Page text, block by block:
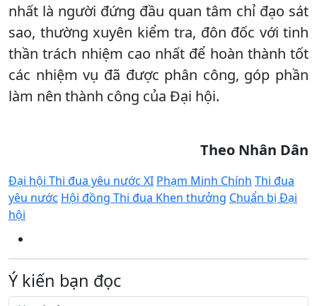
nhất là người đứng đầu quan tâm chỉ đạo sát
sao, thường xuyên kiểm tra, đôn đốc với tinh
thần trách nhiệm cao nhất để hoàn thành tốt
các nhiệm vụ đã được phân công, góp phần
làm nên thành công của Đại hội.
Theo Nhân Dân
Đại hội Thi đua yêu nước XI Phạm Minh Chính Thi đua
yêu nước Hội đồng Thi đua Khen thưởng Chuẩn bị Đại
hội
Ý kiến bạn đọc